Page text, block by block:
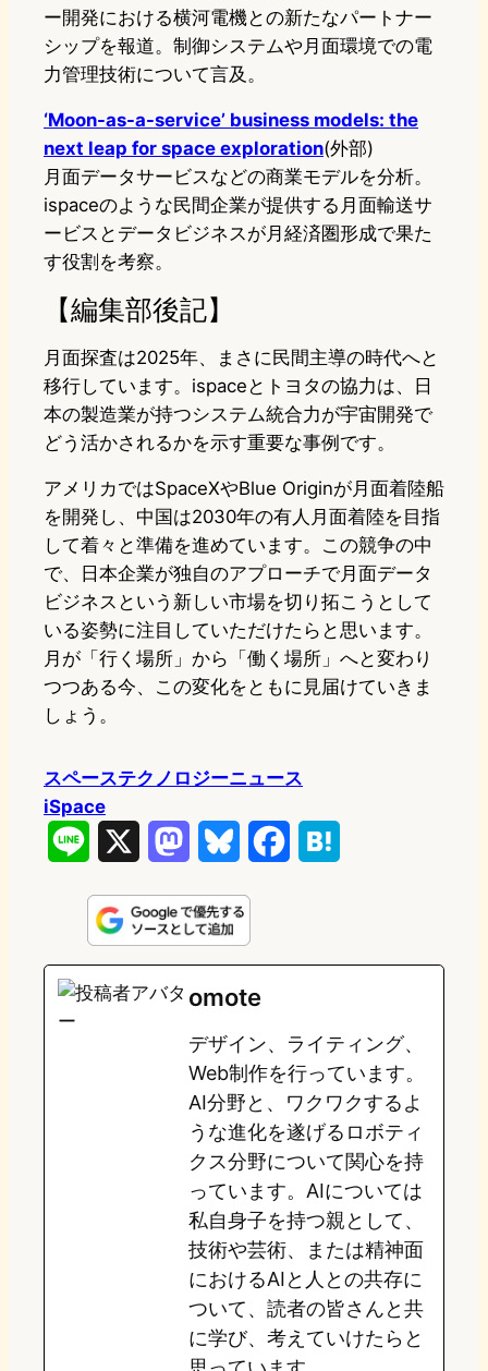
ー開発における横河電機との新たなパートナー
シップを報道。制御システムや月面環境での電
力管理技術について言及。
‘Moon-as-a-service’ business models: the
next leap for space exploration(外部)
月面データサービスなどの商業モデルを分析。
ispaceのような民間企業が提供する月面輸送サ
ービスとデータビジネスが月経済圏形成で果た
す役割を考察。
【編集部後記】
月面探査は2025年、まさに民間主導の時代へと
移行しています。ispaceとトヨタの協力は、日
本の製造業が持つシステム統合力が宇宙開発で
どう活かされるかを示す重要な事例です。
アメリカではSpaceXやBlue Originが月面着陸船
を開発し、中国は2030年の有人月面着陸を目指
して着々と準備を進めています。この競争の中
で、日本企業が独自のアプローチで月面データ
ビジネスという新しい市場を切り拓こうとして
いる姿勢に注目していただけたらと思います。
月が「行く場所」から「働く場所」へと変わり
つつある今、この変化をともに見届けていきま
しょう。
スペーステクノロジーニュース
iSpace
n
e
s
t
o
d
o
n
u
e
s
y
e
o
o
k
e
a
omote
デザイン、ライティング、
Web制作を行っています。
AI分野と、ワクワクするよ
うな進化を遂げるロボティ
クス分野について関心を持
っています。AIについては
私自身子を持つ親として、
技術や芸術、または精神面
におけるAIと人との共存に
ついて、読者の皆さんと共
に学び、考えていけたらと